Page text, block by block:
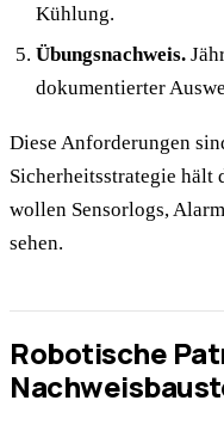
Kühlung.
Übungsnachweis.
dokumentierter
Diese Anforderungen
Sicherheitsstrategie hält
wollen Sensorlogs,
sehen.
Robotische